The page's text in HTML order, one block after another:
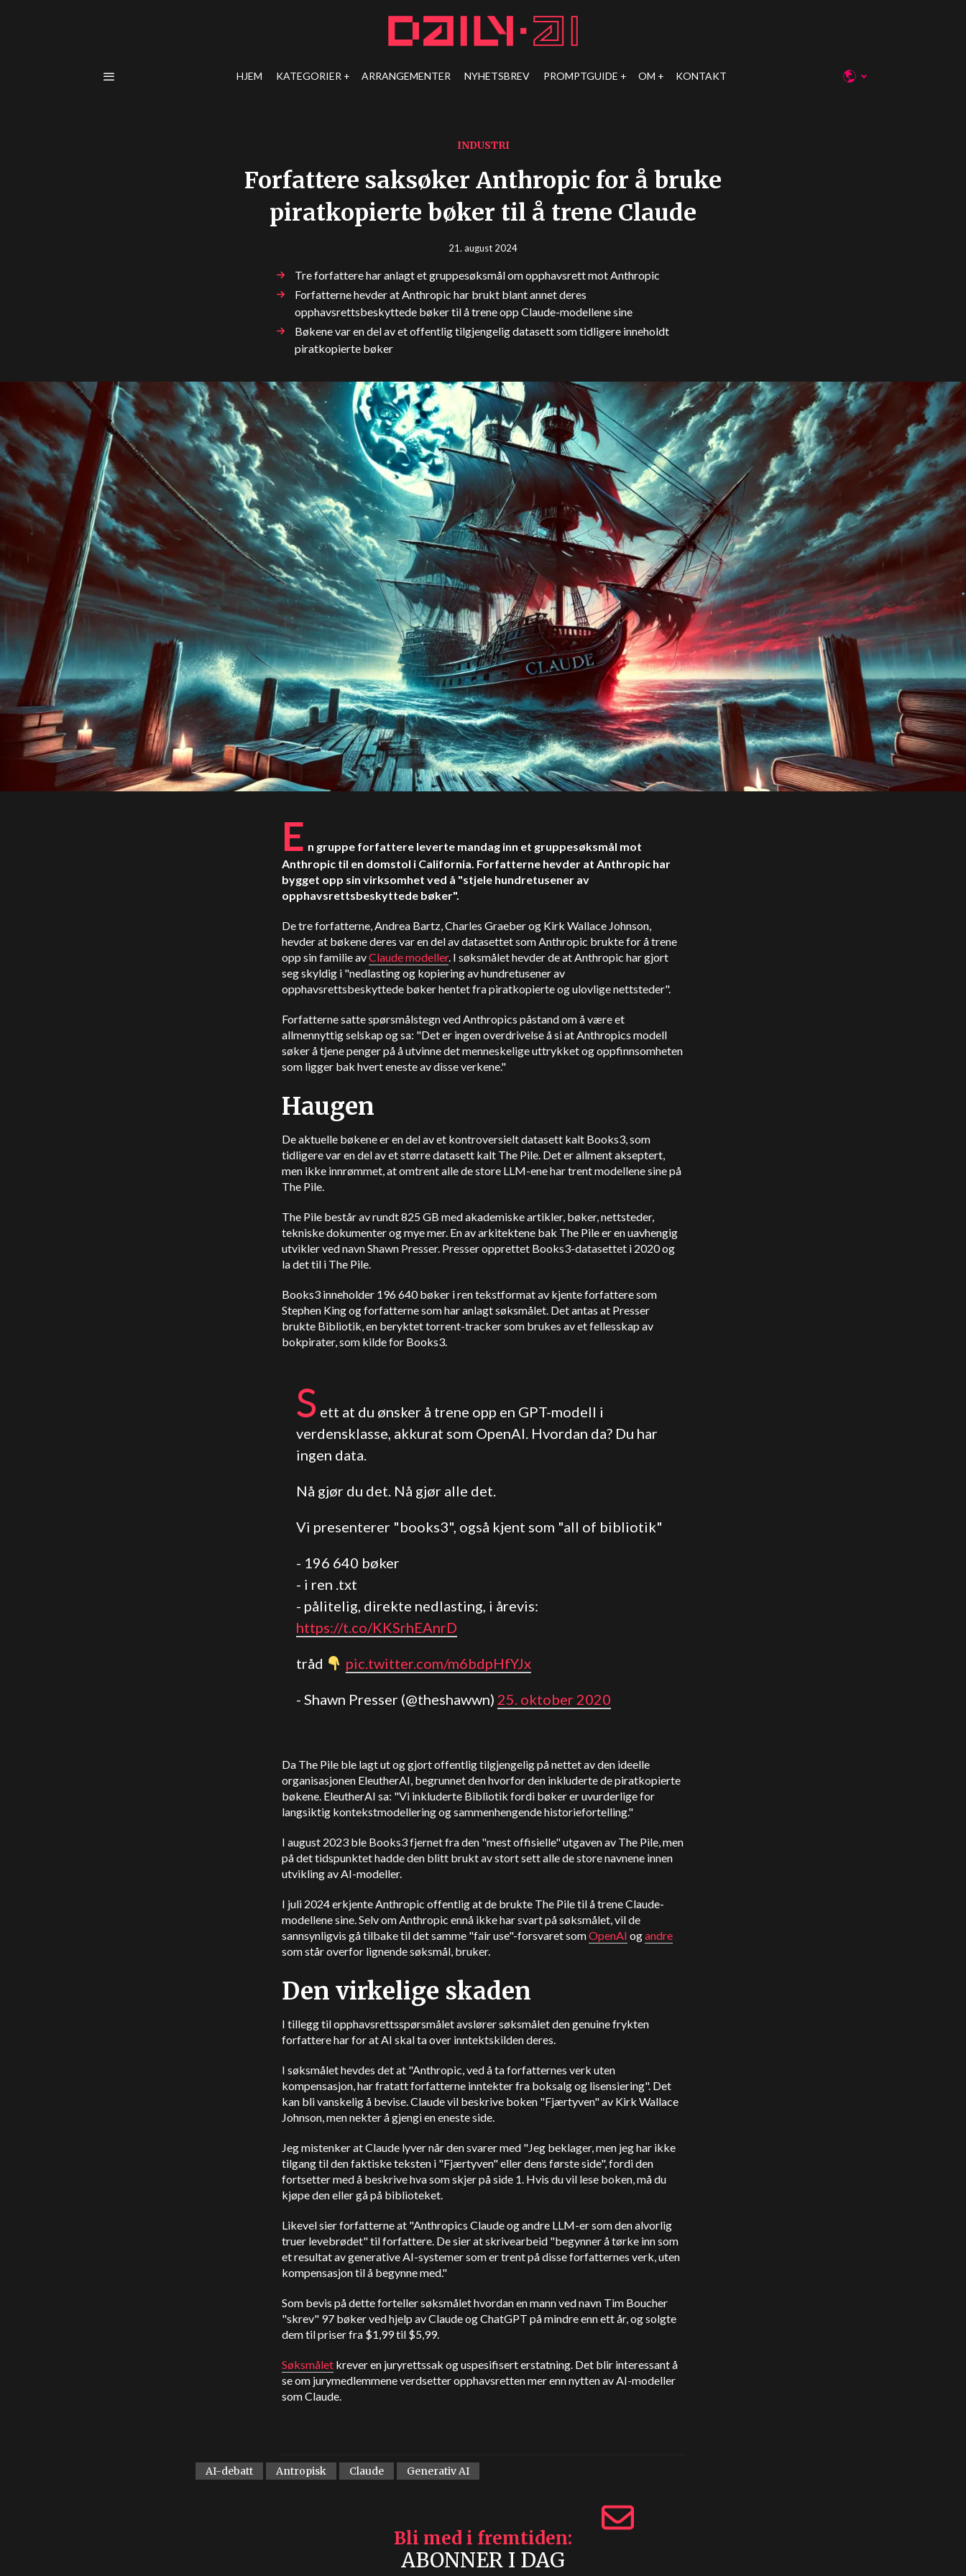
HJEM KATEGORIER ARRANGEMENTER NYHETSBREV PROMPTGUIDE OM KONTAKT
INDUSTRI
Forfattere saksøker Anthropic for å bruke
piratkopierte bøker til å trene Claude
21. august 2024
Tre forfattere har anlagt et gruppesøksmål om opphavsrett mot Anthropic
Forfatterne hevder at Anthropic har brukt blant annet deres
opphavsrettsbeskyttede bøker til å trene opp Claude-modellene sine
Bøkene var en del av et offentlig tilgjengelig datasett som tidligere inneholdt
piratkopierte bøker
E n gruppe forfattere leverte mandag inn et gruppesøksmål mot
Anthropic til en domstol i California. Forfatterne hevder at Anthropic har
bygget opp sin virksomhet ved å "stjele hundretusener av
opphavsrettsbeskyttede bøker".
De tre forfatterne, Andrea Bartz, Charles Graeber og Kirk Wallace Johnson,
hevder at bøkene deres var en del av datasettet som Anthropic brukte for å trene
opp sin familie avClaudemodeller. I søksmålet hevder de at Anthropic har gjort
seg skyldig i "nedlasting og kopiering av hundretusener av
opphavsrettsbeskyttede bøker hentet fra piratkopierte og ulovlige nettsteder".
Forfatterne satte spørsmålstegn ved Anthropics påstand om å være et
allmennyttig selskap og sa: "Det er ingen overdrivelse å si at Anthropics modell
søker å tjene penger på å utvinne det menneskelige uttrykket og oppfinnsomheten
som ligger bak hvert eneste av disse verkene."
Haugen
De aktuelle bøkene er en del av et kontroversielt datasett kalt Books3, som
tidligere var en del av et større datasett kalt The Pile. Det er allment akseptert,
men ikke innrømmet, at omtrent alle de store LLM-ene har trent modellene sine på
The Pile.
The Pile består av rundt 825 GB med akademiske artikler, bøker, nettsteder,
tekniske dokumenter og mye mer. En av arkitektene bak The Pile er en uavhengig
utvikler ved navn Shawn Presser. Presser opprettet Books3-datasettet i 2020 og
la det til i The Pile.
Books3 inneholder 196 640 bøker i ren tekstformat av kjente forfattere som
Stephen King og forfatterne som har anlagt søksmålet. Det antas at Presser
brukte Bibliotik, en beryktet torrent-tracker som brukes av et fellesskap av
bokpirater, som kilde for Books3.
S ett at du ønsker å trene opp en GPT-modell i
verdensklasse, akkurat som OpenAI. Hvordan da? Du har
ingen data.
Nå gjør du det. Nå gjør alle det.
Vi presenterer "books3", også kjent som "all of bibliotik"
- 196 640 bøker
- i ren .txt
- pålitelig, direkte nedlasting, i årevis:
https://t.co/KKSrhEAnrD
tråd pic.twitter.com/m6bdpHfYJx
- Shawn Presser (@theshawwn) 25. oktober 2020
Da The Pile ble lagt ut og gjort offentlig tilgjengelig på nettet av den ideelle
organisasjonen EleutherAI, begrunnet den hvorfor den inkluderte de piratkopierte
bøkene. EleutherAI sa: "Vi inkluderte Bibliotik fordi bøker er uvurderlige for
langsiktig kontekstmodellering og sammenhengende historiefortelling."
I august 2023 ble Books3 fjernet fra den "mest offisielle" utgaven av The Pile, men
på det tidspunktet hadde den blitt brukt av stort sett alle de store navnene innen
utvikling av AI-modeller.
I juli 2024 erkjente Anthropic offentlig at de brukte The Pile til å trene Claude-
modellene sine. Selv om Anthropic ennå ikke har svart på søksmålet, vil de
sannsynligvis gå tilbake til det samme "fair use"-forsvaret somOpenAI ogandre
som står overfor lignende søksmål, bruker.
Den virkelige skaden
I tillegg til opphavsrettsspørsmålet avslører søksmålet den genuine frykten
forfattere har for at AI skal ta over inntektskilden deres.
I søksmålet hevdes det at "Anthropic, ved å ta forfatternes verk uten
kompensasjon, har fratatt forfatterne inntekter fra boksalg og lisensiering". Det
kan bli vanskelig å bevise. Claude vil beskrive boken "Fjærtyven" av Kirk Wallace
Johnson, men nekter å gjengi en eneste side.
Jeg mistenker at Claude lyver når den svarer med "Jeg beklager, men jeg har ikke
tilgang til den faktiske teksten i "Fjærtyven" eller dens første side", fordi den
fortsetter med å beskrive hva som skjer på side 1. Hvis du vil lese boken, må du
kjøpe den eller gå på biblioteket.
Likevel sier forfatterne at "Anthropics Claude og andre LLM-er som den alvorlig
truer levebrødet" til forfattere. De sier at skrivearbeid "begynner å tørke inn som
et resultat av generative AI-systemer som er trent på disse forfatternes verk, uten
kompensasjon til å begynne med."
Som bevis på dette forteller søksmålet hvordan en mann ved navn Tim Boucher
"skrev" 97 bøker ved hjelp av Claude og ChatGPT på mindre enn ett år, og solgte
dem til priser fra $1,99 til $5,99.
Søksmålet krever en juryrettssak og uspesifisert erstatning. Det blir interessant å
se om jurymedlemmene verdsetter opphavsretten mer enn nytten av AI-modeller
som Claude.
AI-debatt Antropisk Claude Generativ AI
Bli med i fremtiden
ABONNER I DAG